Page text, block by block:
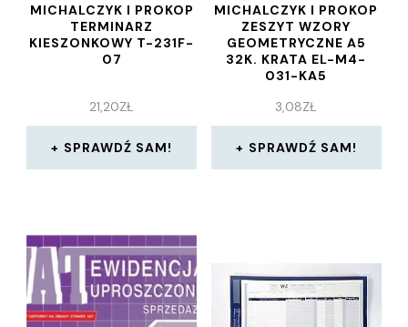
MICHALCZYK I PROKOP
TERMINARZ
KIESZONKOWY T-231F-
07
21,20ZŁ
SPRAWDŹ SAM!
MICHALCZYK I PROKOP
ZESZYT WZORY
GEOMETRYCZNE A5
32K. KRATA EL-M4-
031-KA5
3,08ZŁ
SPRAWDŹ SAM!